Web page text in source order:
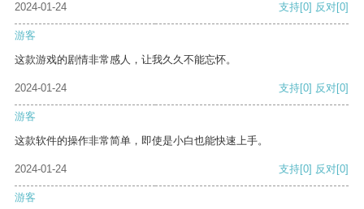
2024-01-24
支持[0] 反对[0]
游客
这款游戏的剧情非常感人，让我久久不能忘怀。
2024-01-24 支持[0] 反对[0]
游客
这款软件的操作非常简单，即使是小白也能快速上手。
2024-01-24 支持[0] 反对[0]
游客